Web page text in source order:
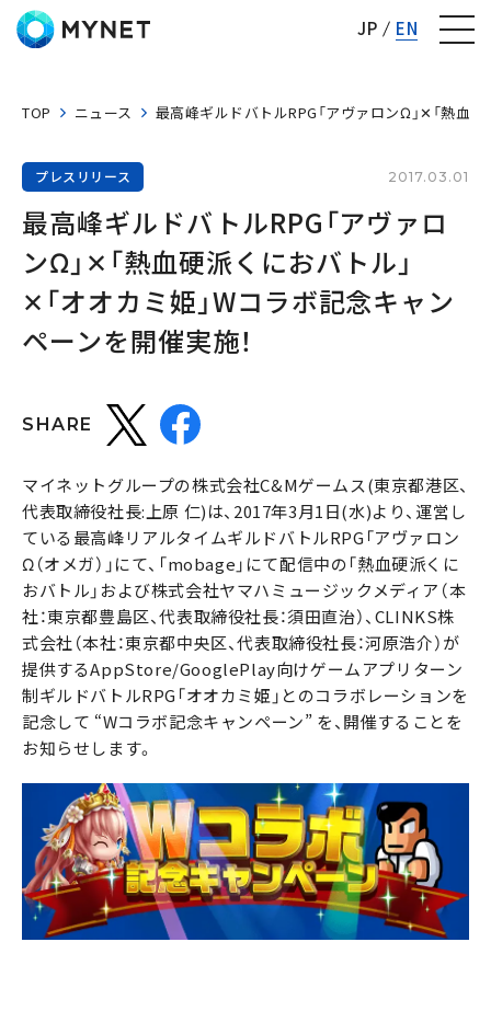
JP EN
TOP ニュース 最高峰ギルドバトルRPG「アヴァロンΩ」✕「熱血
プレスリリース 2017.03.01
最高峰ギルドバトルRPG「アヴァロ
ンΩ」✕「熱血硬派くにおバトル」
✕「オオカミ姫」Wコラボ記念キャン
ペーンを開催実施！
SHARE
マイネットグループの株式会社C&Mゲームス(東京都港区、
代表取締役社長:上原 仁)は、2017年3月1日(水)より、運営し
ている最高峰リアルタイムギルドバトルRPG「アヴァロン
Ω（オメガ）」にて、「mobage」にて配信中の「熱血硬派くに
おバトル」および株式会社ヤマハミュージックメディア（本
社：東京都豊島区、代表取締役社長：須田直治）、CLINKS株
式会社（本社：東京都中央区、代表取締役社長：河原浩介）が
提供するAppStore/GooglePlay向けゲームアプリターン
制ギルドバトルRPG「オオカミ姫」とのコラボレーションを
記念して “Wコラボ記念キャンペーン” を、開催することを
お知らせします。